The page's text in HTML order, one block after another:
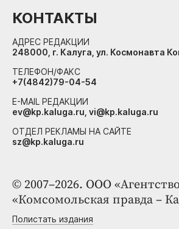
© 2007–2026. ООО «Агентство
«Комсомольская правда –
Полистать издания
КОНТАКТЫ
АДРЕС РЕДАКЦИИ
248000, г. Калуга, ул. Космонавта
ТЕЛЕФОН/ФАКС
+7(4842)79-04-54
E-MAIL РЕДАКЦИИ
ev@kp.kaluga.ru, vi@kp.kaluga.ru
ОТДЕЛ РЕКЛАМЫ НА САЙТЕ
sz@kp.kaluga.ru